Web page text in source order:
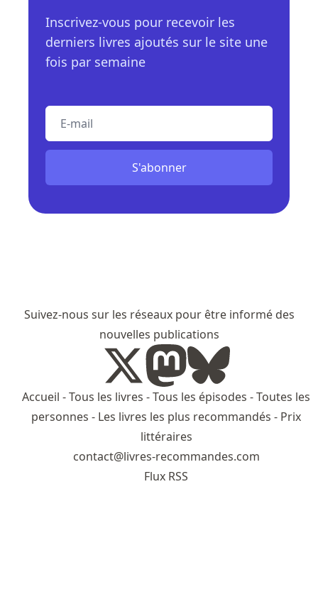
Inscrivez-vous pour recevoir les
derniers livres ajoutés sur le site une
fois par semaine
S'abonner
Suivez-nous sur les réseaux pour être informé des
nouvelles publications
Accueil -Tous les livres -Tous les épisodes -Toutes les
personnes - Les livres les plus recommandés - Prix
littéraires
contact@livres-recommandes.com
Flux RSS